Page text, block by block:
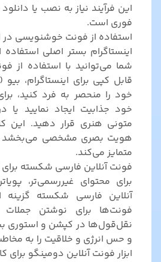
این فرآیند نیاز به نصب یا
فوری است.
استفاده از فونت خوشنویسی در
اینستاگرام بستر اصلی
شما می‌توانید با استفاده از
قابل کپی برای اینستاگرام،
خود را منحصر به فرد کنید،
خود جذابیت ایجاد نمایید
متونی هنری قرار دهید. این
هویت بصری مشخصی می‌بخشد و
متمایز می‌کند.
فونت آنلاین فارسی شکسته
برای محتوای غیررسمی‌تر،
آنلاین فارسی شکسته گزینه
فونت‌ها برای نوشتن جملات
نقل‌قول‌ها در کپشن و استوری
و حس انرژی و خلاقیت را به
ابزار فونت آنلاین دومینگو برای